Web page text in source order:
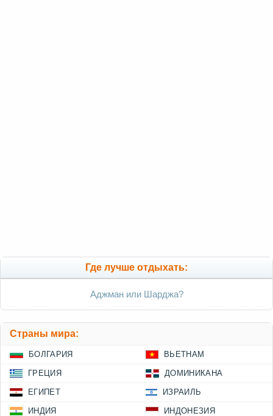
Где лучше отдыхать:
Аджман или Шарджа?
Страны мира:
БОЛГАРИЯ ВЬЕТНАМ
ГРЕЦИЯ ДОМИНИКАНА
ЕГИПЕТ ИЗРАИЛЬ
ИНДИЯ ИНДОНЕЗИЯ